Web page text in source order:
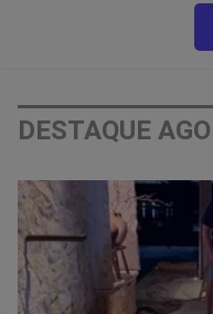
DESTAQUE